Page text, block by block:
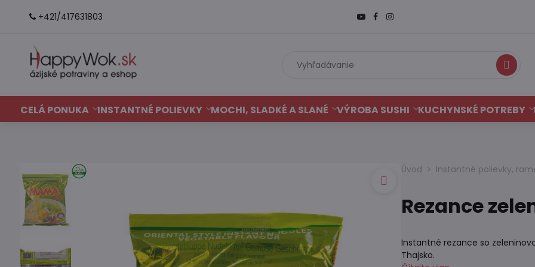
+421/417631803
Hľadať
CELÁ PONUKA INSTANTNÉ POLIEVKY MOCHI, SLADKÉ A SLANÉ VÝROBA SUSHI KUCHYNSKÉ POTREBY
Úvod Instantné polievky,
Rezance
Instantné rezance so
Thajsko.